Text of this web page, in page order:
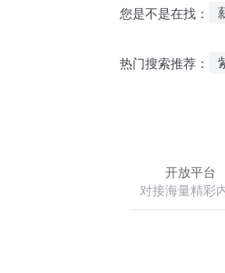
您是不是在找：
热门搜索推荐：
开放平台
对接海量精彩